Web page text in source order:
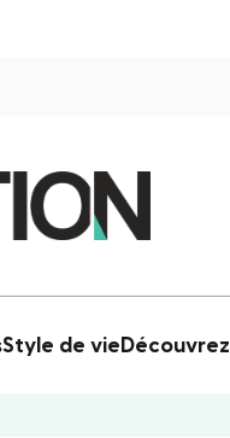
Style de vie Découvrez